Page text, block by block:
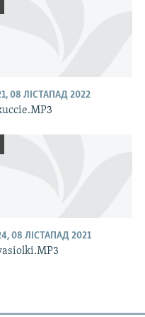
08 ЛІСТАПАД 2022
08 ЛІСТАПАД 2021